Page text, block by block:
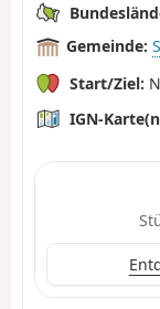
Gemeinde:
Start/Ziel:
IGN-